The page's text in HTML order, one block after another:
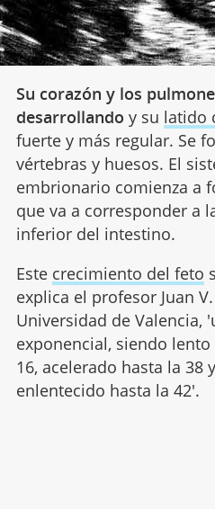
Su corazón y los
desarrollando y su latido
fuerte y más regular. Se
vértebras y huesos. El
embrionario comienza a
que va a corresponder a
inferior del intestino.
Este crecimiento del feto
explica el profesor Juan
Universidad de Valencia,
exponencial, siendo
16, acelerado hasta la 38
enlentecido hasta la 42'.